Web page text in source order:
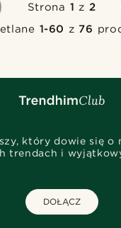
Strona 1 z 2
1-60 z 76
który dowie się o
trendach i
DOŁĄCZ